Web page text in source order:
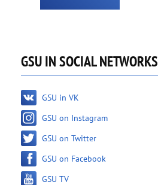
GSU IN SOCIAL NETWORKS
GSU in VK
GSU on Instagram
GSU on Twitter
GSU on Facebook
GSU TV